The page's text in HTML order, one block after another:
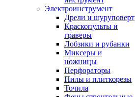
Электроинструмент
Дрели и шуруповерт
Краскопульты и
граверы
Лобзики и рубанки
Миксеры и
ножницы
Перфораторы
Пилы и плиткорезы
Точила